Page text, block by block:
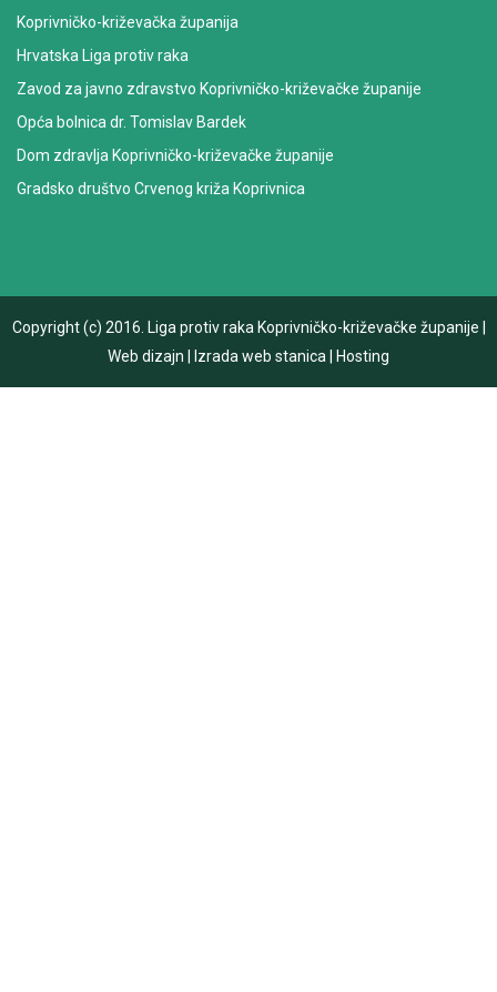
Koprivničko-križevačka županija
Hrvatska Liga protiv raka
Zavod za javno zdravstvo Koprivničko-križevačke županije
Opća bolnica dr. Tomislav Bardek
Dom zdravlja Koprivničko-križevačke županije
Gradsko društvo Crvenog križa Koprivnica
Copyright (c) 2016. Liga protiv raka Koprivničko-križevačke županije
Web dizajn
Izrada web stanica Hosting